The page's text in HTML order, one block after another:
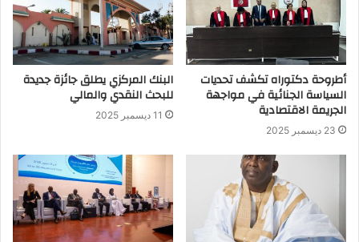
أطروحة دكتوراه تكشف تحديات
السياسة الجنائية في مواجهة
الجريمة الاقتصادية
23 ديسمبر 2025
البنك المركزي يطلق جائزة جديدة
للبحث النقدي والمالي
11 ديسمبر 2025